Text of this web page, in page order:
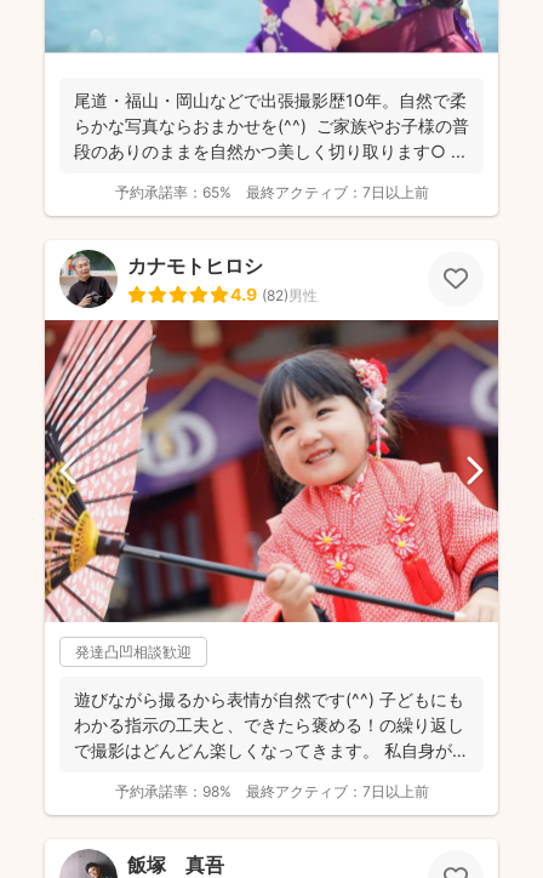
尾道・福山・岡山などで出張撮影歴10年。自然で柔
らかな写真ならおまかせを(^^) ご家族やお子様の普
段のありのままを自然かつ美しく切り取ります○ ...
予約承諾率： 65% 最終アクティブ： 7日以上前
カナモトヒロシ
4.9 (82)男性
発達凸凹相談歓迎
遊びながら撮るから表情が自然です(^^) 子どもにも
わかる指示の工夫と、できたら褒める！の繰り返し
で撮影はどんどん楽しくなってきます。 私自身が撮
予約承諾率： 98% 最終アクティブ： 7日以上前
飯塚 真吾